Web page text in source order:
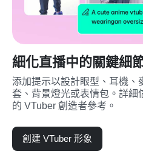
細化直播中的關鍵細
添加提示以設計眼型、耳機、
套、背景燈光或表情包。詳細
的 VTuber 創造者參考。
創建 VTuber 形象